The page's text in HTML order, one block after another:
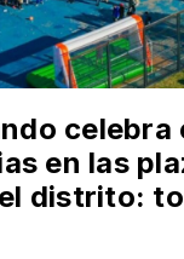
celebra
en las
distrito: